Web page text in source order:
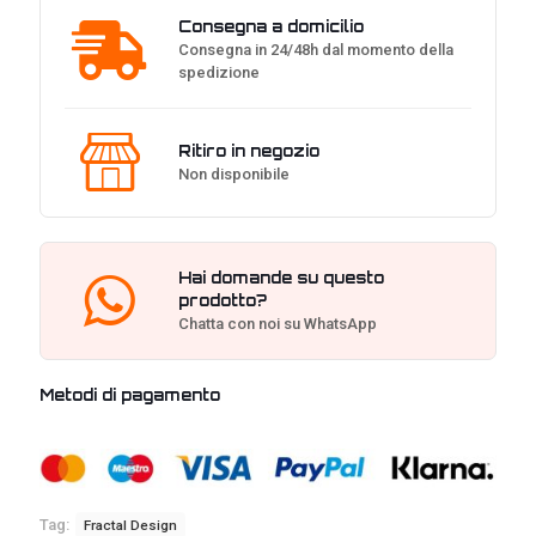
Nero
quantità
Consegna a domicilio
Consegna in 24/48h dal momento della
spedizione
Ritiro in negozio
Non disponibile
Hai domande su questo
prodotto?
Chatta con noi su WhatsApp
Metodi di pagamento
Tag: Fractal Design